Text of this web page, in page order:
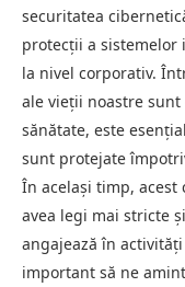
securitatea
protecții a sistemelor
la nivel corporativ.
ale vieții noastre
sănătate, este
sunt protejate
În același timp, acest
avea legi mai stricte
angajează în
important să ne